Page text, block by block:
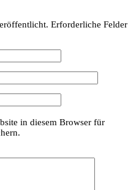
Erforderliche Felder
in diesem Browser für